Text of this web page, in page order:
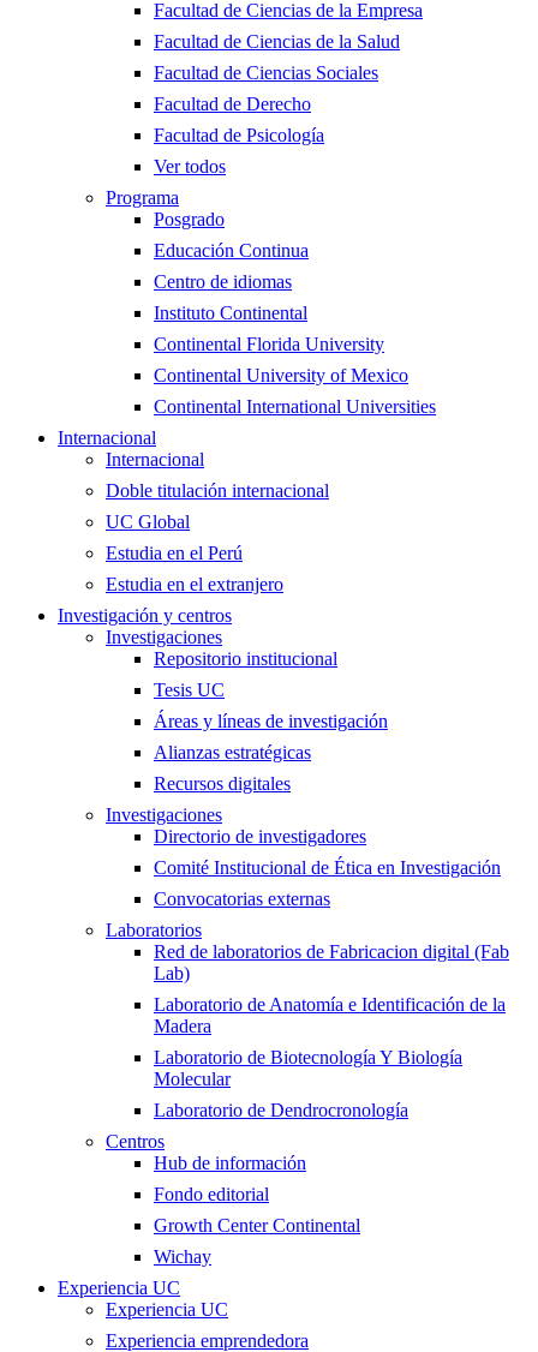
Facultad de Ciencias de la Empresa
Facultad de Ciencias de la Salud
Facultad de Ciencias Sociales
Facultad de Derecho
Facultad de Psicología
Ver todos
Programa
Posgrado
Educación Continua
Centro de idiomas
Instituto Continental
Continental Florida University
Continental University of Mexico
Continental International Universities
Internacional
Internacional
Doble titulación internacional
UC Global
Estudia en el Perú
Estudia en el extranjero
Investigación y centros
Investigaciones
Repositorio institucional
Tesis UC
Áreas y líneas de investigación
Alianzas estratégicas
Recursos digitales
Investigaciones
Directorio de investigadores
Comité Institucional de Ética en Investigación
Convocatorias externas
Laboratorios
Red de laboratorios de Fabricacion digital (Fab
Lab)
Laboratorio de Anatomía e Identificación de la
Madera
Laboratorio de Biotecnología Y Biología
Molecular
Laboratorio de Dendrocronología
Centros
Hub de información
Fondo editorial
Growth Center Continental
Wichay
Experiencia UC
Experiencia UC
Experiencia emprendedora